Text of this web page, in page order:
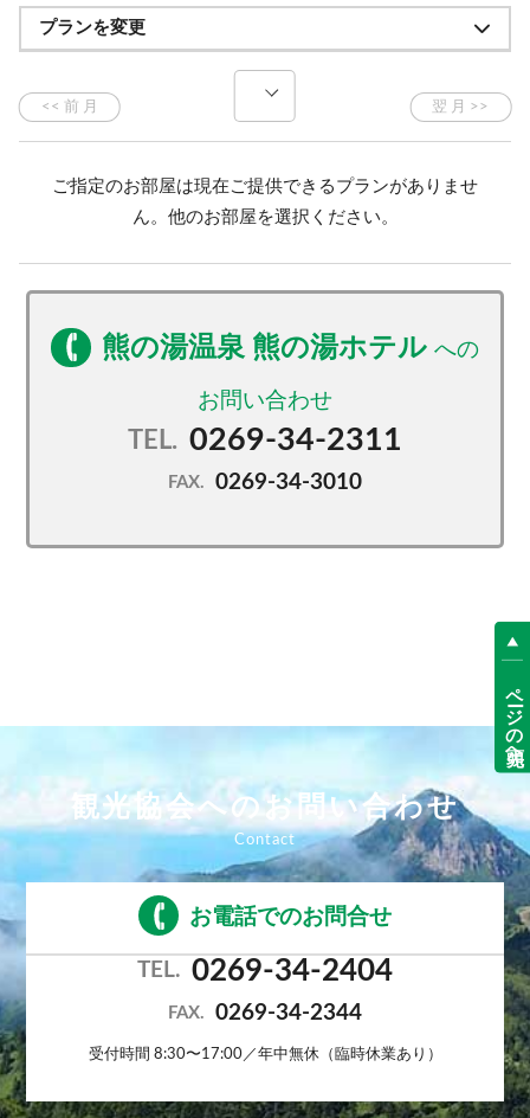
プランを変更
ご指定のお部屋は現在ご提供できるプランがありませ
ん。他のお部屋を選択ください。
熊の湯温泉 熊の湯ホテル
TEL. 0269-34-2311
FAX. 0269-34-3010
観光協会へのお問い合わせ
お電話でのお問合せ
TEL. 0269-34-2404
FAX. 0269-34-2344
受付時間 8:30〜17:00／年中無休（臨時休業あり）
ページの先頭へ